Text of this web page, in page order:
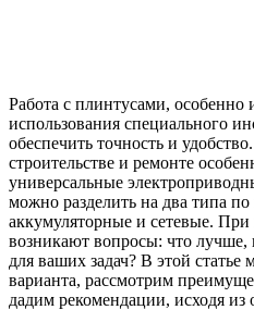
Работа с плинтусами, особенно
использования специального
обеспечить точность и
строительстве и ремонте
универсальные
можно разделить на два типа
аккумуляторные и сетевые.
возникают вопросы: что
для ваших задач? В этой
варианта, рассмотрим
дадим рекомендации, исходя из